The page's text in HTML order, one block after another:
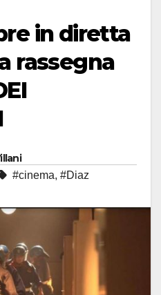
in diretta
rassegna
#cinema, #Diaz